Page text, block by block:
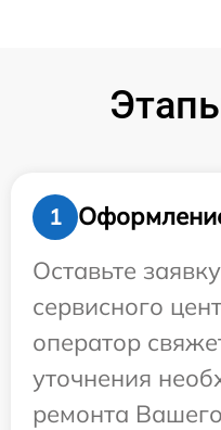
1
Оставьте
сервисного
оператор
уточнения
ремонта